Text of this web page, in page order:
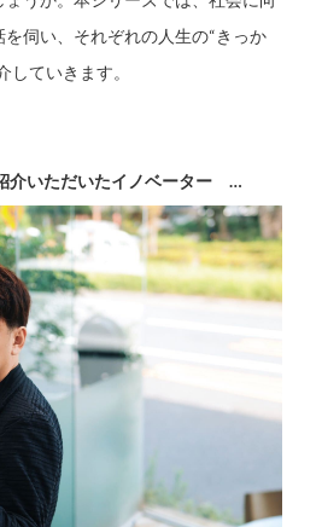
伺い、それぞれの人生の“きっか
していきます。
介いただいたイノベーター …